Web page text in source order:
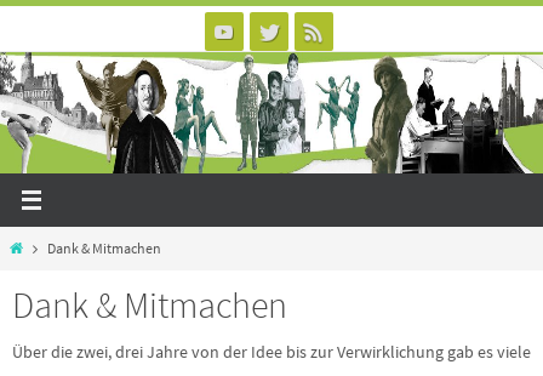
Inhalt
springen
HomeDank & Mitmachen
Dank & Mitmachen
Über die zwei, drei Jahre von der Idee bis zur Verwirklichung gab es viele